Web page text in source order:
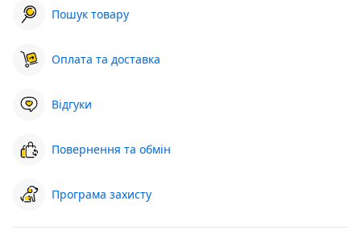
Пошук товару
Оплата та доставка
Відгуки
Повернення та обмін
Програма захисту